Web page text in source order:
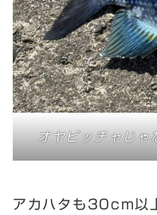
オヤビッチャじゃ
アカハタも30cm以